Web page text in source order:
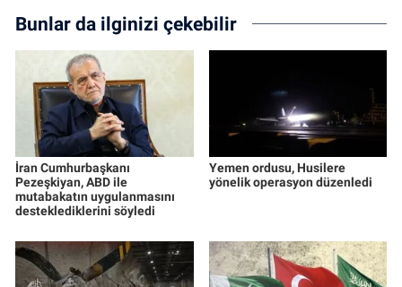
Bunlar da ilginizi çekebilir
İran Cumhurbaşkanı
Pezeşkiyan, ABD ile
mutabakatın uygulanmasını
desteklediklerini söyledi
Yemen ordusu, Husilere
yönelik operasyon düzenledi